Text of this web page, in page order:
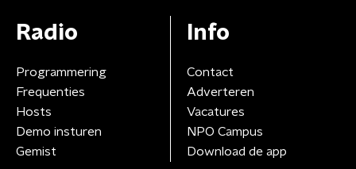
Radio
Programmering
Frequenties
Hosts
Demo insturen
Gemist
Info
Contact
Adverteren
Vacatures
NPO Campus
Download de app